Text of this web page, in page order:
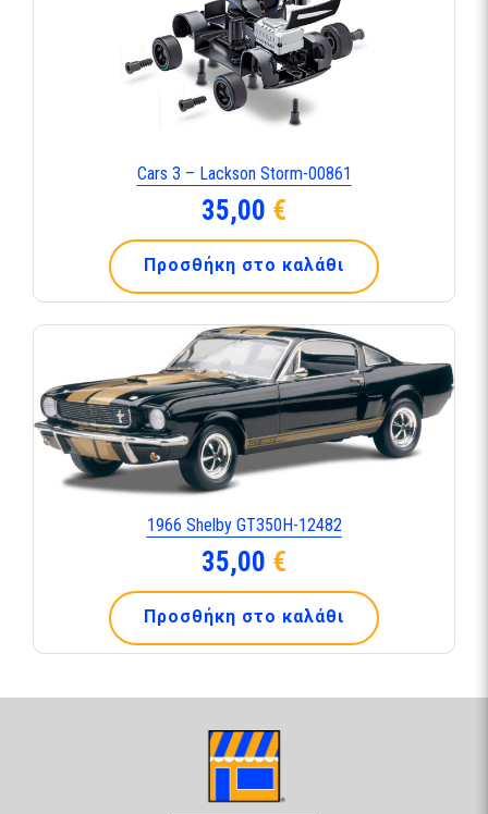
Cars 3 – Lackson Storm-00861
35,00 €
Προσθήκη στο καλάθι
1966 Shelby GT350H-12482
35,00 €
Προσθήκη στο καλάθι